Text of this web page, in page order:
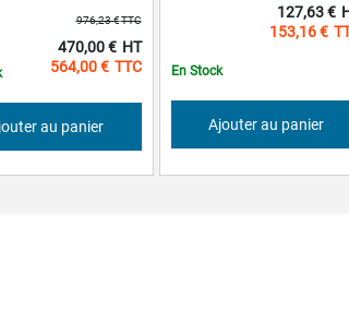
Prix
Spécial
564,00 €
470,00 €
976,23 €
au panier
En Stock
153,16 €
127,63 €
Ajouter au panier